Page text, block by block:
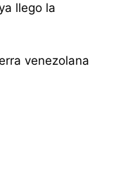
llego la
venezolana